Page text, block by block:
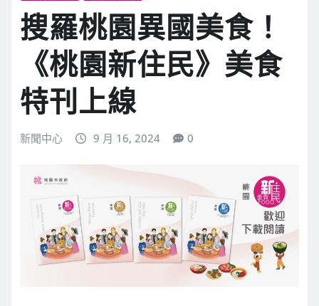
搜羅桃園異國美食！
《桃園新住民》美食
特刊上線
新聞中心 9 月 16, 2024 0